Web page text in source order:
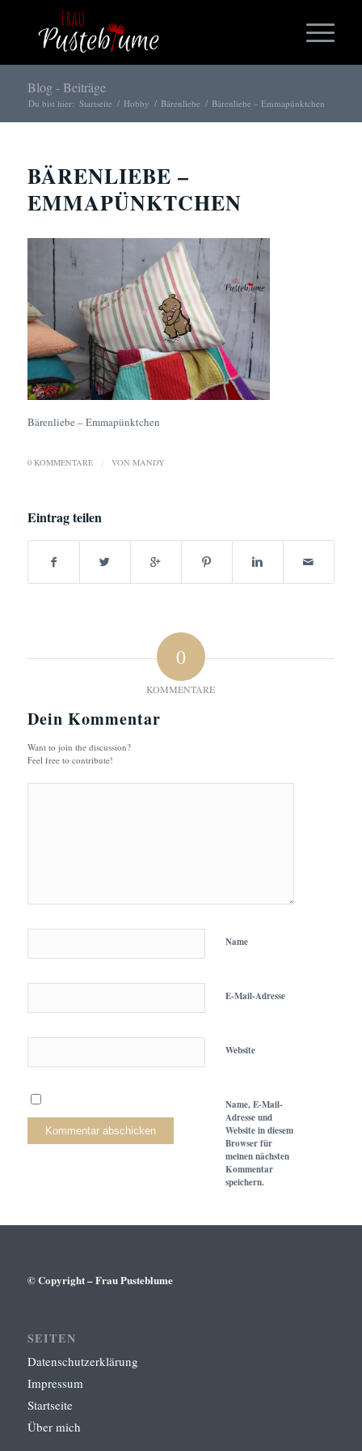
Blog - Beiträge
Du bist hier: Startseite / Hobby / Bärenliebe / Bärenliebe – Emmapünktchen
BÄRENLIEBE –
EMMAPÜNKTCHEN
Bärenliebe – Emmapünktchen
0 KOMMENTARE / VON MANDY
Eintrag teilen
0
KOMMENTARE
Dein Kommentar
Want to join the discussion?
Feel free to contribute!
Name
E-Mail-Adresse
Website
Name, E-Mail-
Adresse und
Website in diesem
Browser für
meinen nächsten
Kommentar
speichern.
© Copyright – Frau Pusteblume
SEITEN
Datenschutzerklärung
Impressum
Startseite
Über mich